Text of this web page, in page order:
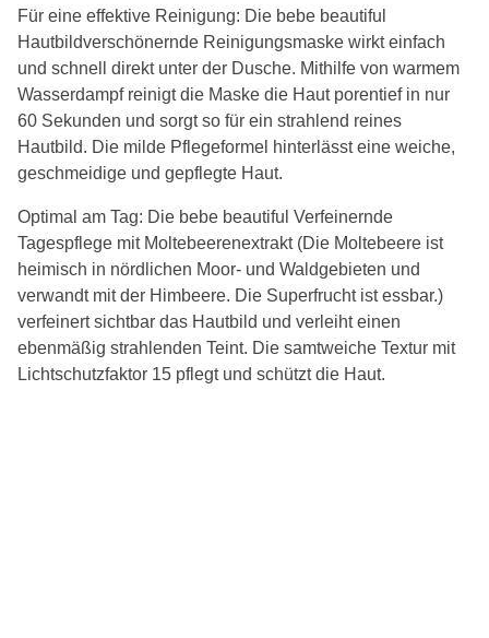
Für eine effektive Reinigung: Die bebe beautiful
Hautbildverschönernde Reinigungsmaske wirkt einfach
und schnell direkt unter der Dusche. Mithilfe von warmem
Wasserdampf reinigt die Maske die Haut porentief in nur
60 Sekunden und sorgt so für ein strahlend reines
Hautbild. Die milde Pflegeformel hinterlässt eine weiche,
geschmeidige und gepflegte Haut.
Optimal am Tag: Die bebe beautiful Verfeinernde
Tagespflege mit Moltebeerenextrakt (Die Moltebeere ist
heimisch in nördlichen Moor- und Waldgebieten und
verwandt mit der Himbeere. Die Superfrucht ist essbar.)
verfeinert sichtbar das Hautbild und verleiht einen
ebenmäßig strahlenden Teint. Die samtweiche Textur mit
Lichtschutzfaktor 15 pflegt und schützt die Haut.